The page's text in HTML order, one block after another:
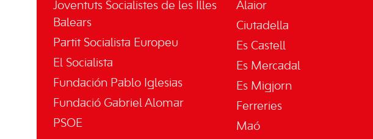
Joventuts Socialistes de les Illes
Balears
Partit Socialista Europeu
El Socialista
Fundación Pablo Iglesias
Fundació Gabriel Alomar
PSOE
Alaior
Ciutadella
Es Castell
Es Mercadal
Es Migjorn
Ferreries
Maó